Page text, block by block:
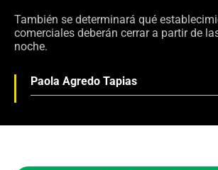
También se determinará qué
comerciales deberán cerrar a partir de
noche.
Paola Agredo Tapias